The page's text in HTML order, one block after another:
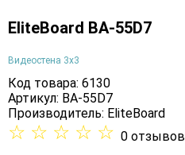
EliteBoard BA-55D7
Видеостена 3х3
Код товара: 6130
Артикул: BA-55D7
Производитель: EliteBoard
☆ ☆ ☆ ☆ ☆ 0 отзывов